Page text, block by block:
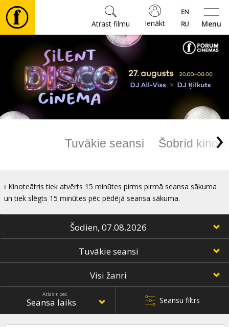
Menu
Ienākt
Atrast filmu
Filmas
🎵
Biļetes
Ziņas
B2B
Tuvākie seansi Šobrīd ›
ℹ️ Kinoteātris tiek atvērts 15 minūtes pirms pirmā seansa sākuma
un tiek slēgts 15 minūtes pēc pēdējā seansa sākuma.
Atlasīt pēc
Seansu filtrs